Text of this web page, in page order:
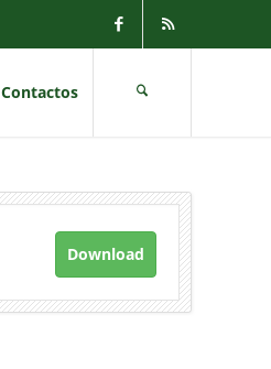
Contactos
Download